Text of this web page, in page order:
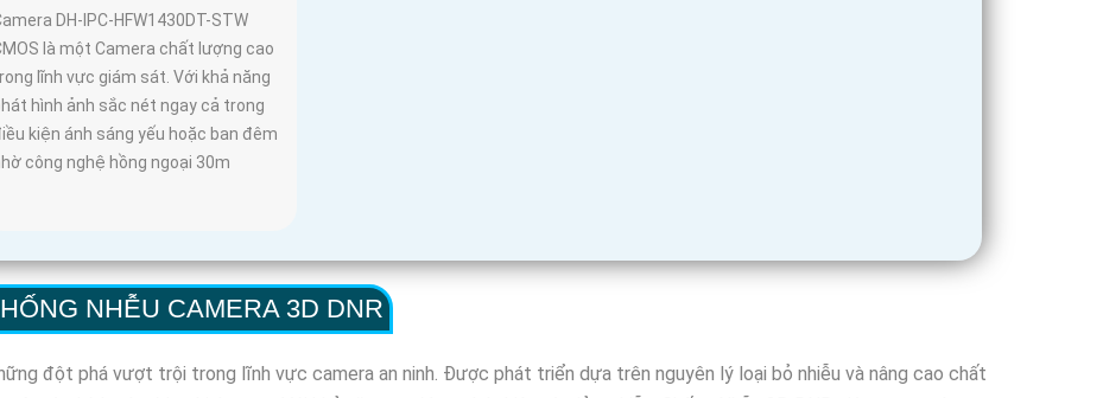
DH-IPC-HFW1430DT-STW
là một Camera chất lượng cao
lĩnh vực giám sát. Với khả năng
hình ảnh sắc nét ngay cả trong
kiện ánh sáng yếu hoặc ban đêm
công nghệ hồng ngoại 30m
NHỄU CAMERA 3D DNR
đột phá vượt trội trong lĩnh vực camera an ninh. Được phát triển dựa trên nguyên lý loại bỏ nhiễu và nâng cao chất